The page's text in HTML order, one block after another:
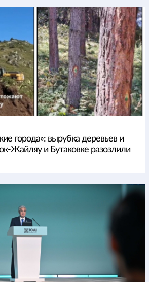
города»: вырубка деревьев и
Жайляу и Бутаковке разозлили